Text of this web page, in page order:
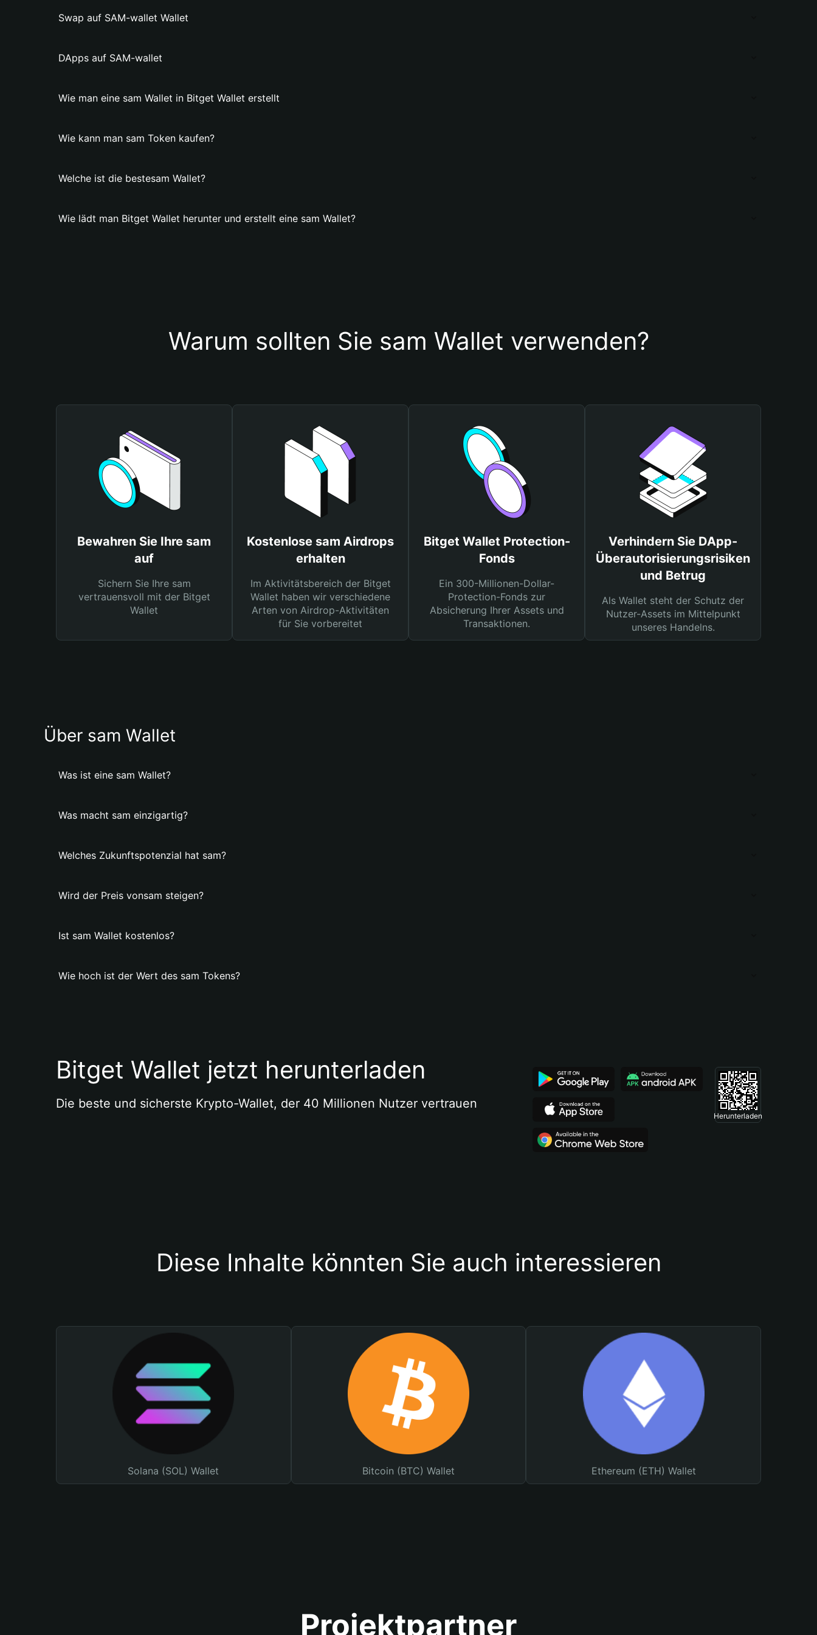
Swap auf SAM-wallet Wallet
DApps auf SAM-wallet
Wie man eine sam Wallet in Bitget Wallet erstellt
Wie kann man sam Token kaufen?
Welche ist die bestesam Wallet?
Wie lädt man Bitget Wallet herunter und erstellt eine sam Wallet?
Warum sollten Sie sam Wallet verwenden?
Bewahren Sie Ihre sam
auf
Sichern Sie Ihre sam
vertrauensvoll mit der Bitget
Wallet
Kostenlose sam Airdrops
erhalten
Im Aktivitätsbereich der Bitget
Wallet haben wir verschiedene
Arten von Airdrop-Aktivitäten
für Sie vorbereitet
Bitget Wallet Protection-
Fonds
Ein 300-Millionen-Dollar-
Protection-Fonds zur
Absicherung Ihrer Assets und
Transaktionen.
Verhindern Sie DApp-
Überautorisierungsrisiken
und Betrug
Als Wallet steht der Schutz der
Nutzer-Assets im Mittelpunkt
unseres Handelns.
Über sam Wallet
Was ist eine sam Wallet?
Was macht sam einzigartig?
Welches Zukunftspotenzial hat sam?
Wird der Preis vonsam steigen?
Ist sam Wallet kostenlos?
Wie hoch ist der Wert des sam Tokens?
Bitget Wallet jetzt herunterladen
Die beste und sicherste Krypto-Wallet, der 40 Millionen Nutzer vertrauen
Herunterladen
Diese Inhalte könnten Sie auch interessieren
Solana (SOL) Wallet Bitcoin (BTC) Wallet Ethereum (ETH) Wallet
Projektpartner